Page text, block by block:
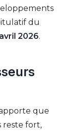
du
2026.
que
reste fort,